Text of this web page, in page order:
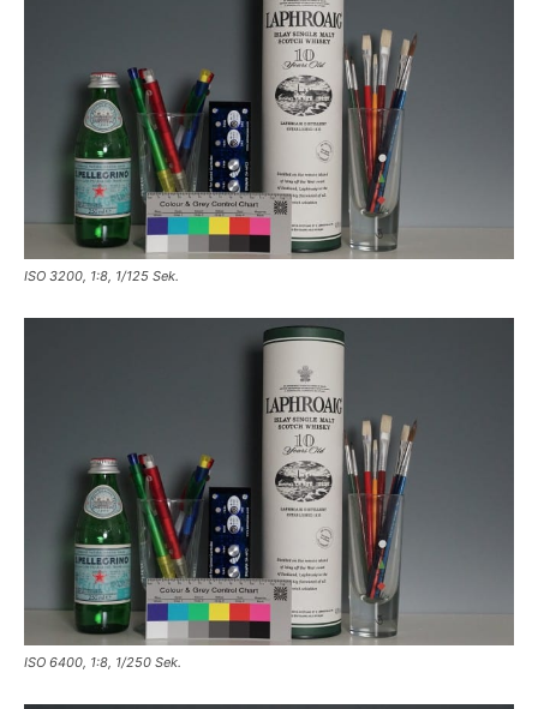
ISO 3200, 1:8, 1/125 Sek.
ISO 6400, 1:8, 1/250 Sek.